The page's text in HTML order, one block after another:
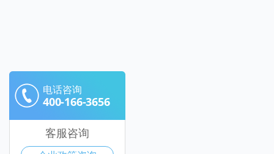
电话咨询
400-166-3656
客服咨询